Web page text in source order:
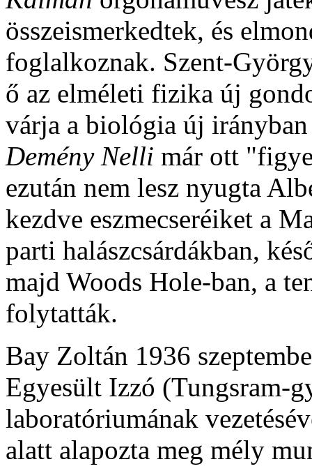
összeismerkedtek, és
foglalkoznak. Szent-
ő az elméleti fizika új
várja a biológia új
Demény Nelli már ott
ezután nem lesz nyugta
kezdve eszmecseréiket a
parti halászcsárdákban,
majd Woods Hole-ban, a
folytatták.
Bay Zoltán 1936
Egyesült Izzó (Tungsram-
laboratóriumának
alatt alapozta meg mély